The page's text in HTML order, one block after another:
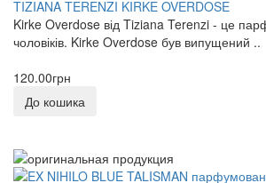
TIZIANA TERENZI KIRKE OVERDOSE
Kirke Overdose від Tiziana Terenzi - це
чоловіків. Kirke Overdose був випущений ..
120.00грн
До кошика